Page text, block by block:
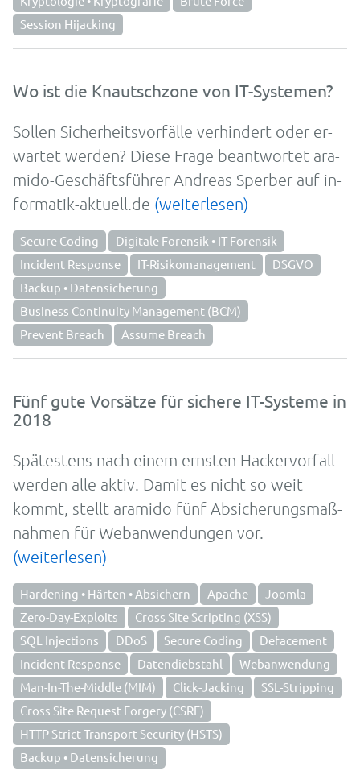
Session Hijacking
Wo ist die Knautschzone von IT-Systemen?
Sol­len Siche­rheits­vor­fälle ver­hin­dert oder er­
war­tet wer­den? Die­se Fra­ge be­ant­wortet ara­
mido-Ge­schäfts­führer An­dre­as Sperber auf in­
for­ma­tik-aktuell.de (weiterlesen)
Secure Coding
Digitale Forensik • IT Forensik
Incident Response
IT-Risikomanagement
DSGVO
Backup • Datensicherung
Business Continuity Management (BCM)
Prevent Breach
Assume Breach
Fünf gute Vorsätze für sichere IT-Systeme in
2018
Spätes­tens nach einem erns­ten Hacker­vorfall
werden alle aktiv. Damit es nicht so weit
kommt, stellt aramido fünf Ab­siche­rungs­maß­
nah­men für Web­an­wen­dungen vor.
(weiterlesen)
Hardening • Härten • Absichern Apache
Joomla
Zero-Day-Exploits
Cross Site Scripting (XSS)
SQL Injections
DDoS Secure Coding
Defacement
Incident Response
Datendiebstahl
Webanwendung
Man-In-The-Middle (MIM)
Click-Jacking
SSL-Stripping
Cross Site Request Forgery (CSRF)
HTTP Strict Transport Security (HSTS)
Backup • Datensicherung